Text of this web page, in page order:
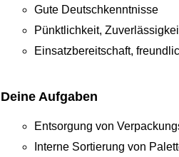
Gute Deutschkenntnisse
Pünktlichkeit,
Einsatzbereitschaft,
Deine Aufgaben
Entsorgung von
Interne Sortierung von